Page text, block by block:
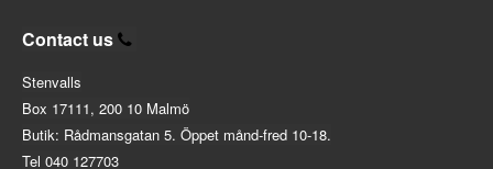
Contact us
Stenvalls
Box 17111, 200 10 Malmö
Butik: Rådmansgatan 5. Öppet månd-fred 10-18.
Tel 040 127703